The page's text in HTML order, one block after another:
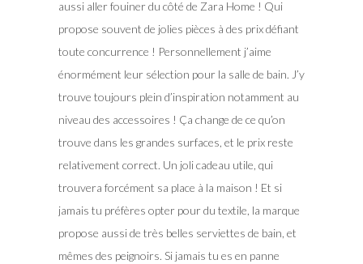
aussi aller fouiner du côté de Zara Home ! Qui
propose souvent de jolies pièces à des prix défiant
toute concurrence ! Personnellement j’aime
énormément leur sélection pour la salle de bain. J’y
trouve toujours plein d’inspiration notamment au
niveau des accessoires ! Ça change de ce qu’on
trouve dans les grandes surfaces, et le prix reste
relativement correct. Un joli cadeau utile, qui
trouvera forcément sa place à la maison ! Et si
jamais tu préfères opter pour du textile, la marque
propose aussi de très belles serviettes de bain, et
mêmes des peignoirs. Si jamais tu es en panne